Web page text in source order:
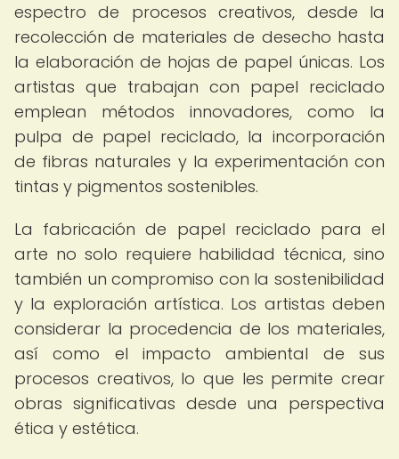
espectro de procesos creativos, desde la
recolección de materiales de desecho hasta
la elaboración de hojas de papel únicas. Los
artistas que trabajan con papel reciclado
emplean métodos innovadores, como la
pulpa de papel reciclado, la incorporación
de fibras naturales y la experimentación con
tintas y pigmentos sostenibles.
La fabricación de papel reciclado para el
arte no solo requiere habilidad técnica, sino
también un compromiso con la sostenibilidad
y la exploración artística. Los artistas deben
considerar la procedencia de los materiales,
así como el impacto ambiental de sus
procesos creativos, lo que les permite crear
obras significativas desde una perspectiva
ética y estética.